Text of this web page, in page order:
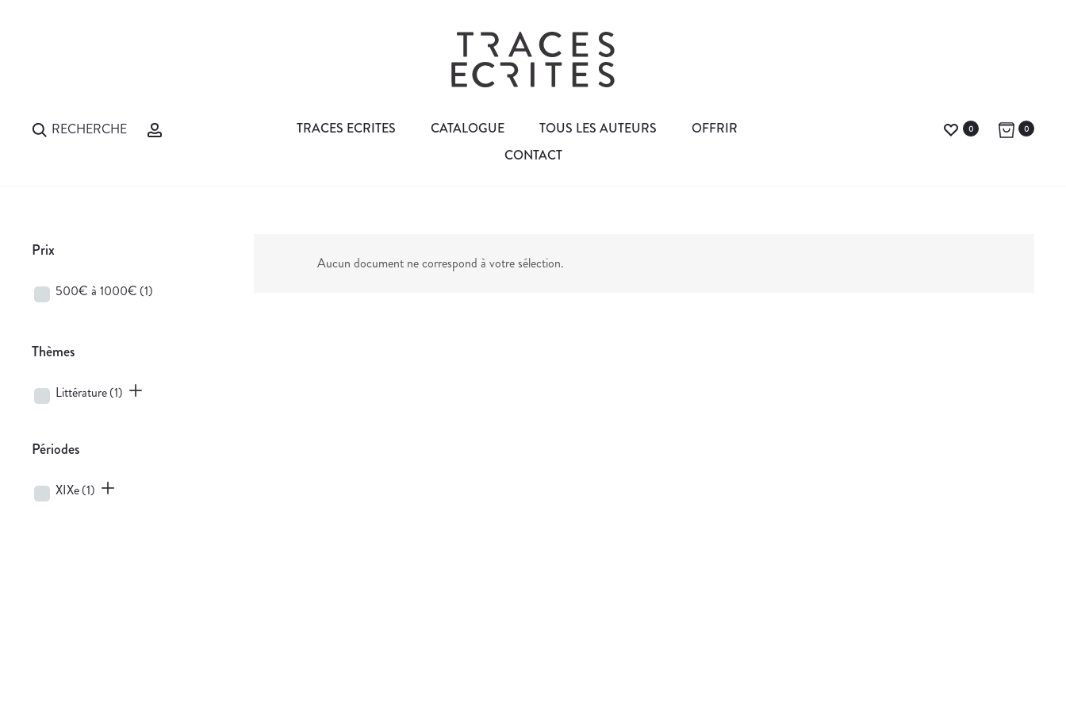
RECHERCHE TRACES ECRITES CATALOGUE TOUS LES AUTEURS
OFFRIR
CONTACT
0 0
Aucun document ne correspond à votre sélection.
Prix
500€ à 1000€ (1)
Thèmes
Littérature(1)
Périodes
XIXe(1)